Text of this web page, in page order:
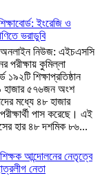
ইংরেজি ও
ভরাডুবি
অনলাইন নিউজ: এইচএসসি
পরীক্ষায় কুমিল্লা
১৯২টি শিক্ষাপ্রতিষ্ঠান
হাজার ৫৭৬জন অংশ
মধ্যে ৪৮ হাজার
পাস করেছে। এই
হার ৪৮ দশমিক ৮৬...
আন্দোলনের নেতৃত্বে
নেতা